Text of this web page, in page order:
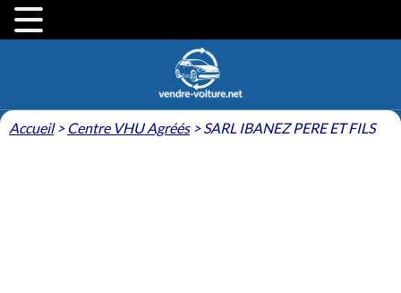
Accueil> Centre VHU Agréés>SARL IBANEZ PERE ET FILS